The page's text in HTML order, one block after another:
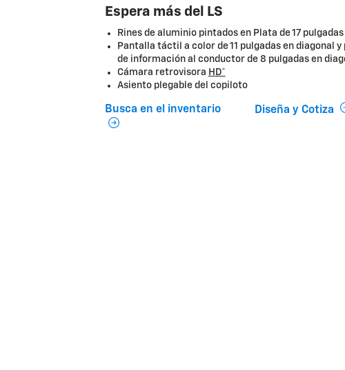
Espera más del LS
Rines de aluminio pintados en Plata de 17 pulgadas
Pantalla táctil a color de 11 pulgadas en diagonal
de información al conductor de 8 pulgadas en
Cámara retrovisora HD*
Asiento plegable del copiloto
Busca en el inventario Diseña y Cotiza